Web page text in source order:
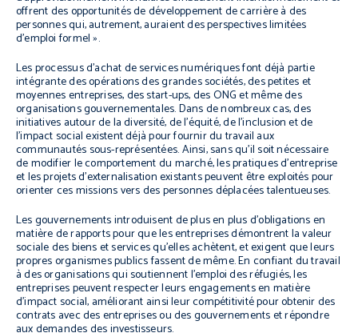
offrent des opportunités de développement de carrière à des
personnes qui, autrement, auraient des perspectives limitées
d’emploi formel ».
Les processus d’achat de services numériques font déjà partie
intégrante des opérations des grandes sociétés, des petites et
moyennes entreprises, des start-ups, des ONG et même des
organisations gouvernementales. Dans de nombreux cas, des
initiatives autour de la diversité, de l’équité, de l’inclusion et de
l’impact social existent déjà pour fournir du travail aux
communautés sous-représentées. Ainsi, sans qu’il soit nécessaire
de modifier le comportement du marché, les pratiques d’entreprise
et les projets d’externalisation existants peuvent être exploités pour
orienter ces missions vers des personnes déplacées talentueuses.
Les gouvernements introduisent de plus en plus d’obligations en
matière de rapports pour que les entreprises démontrent la valeur
sociale des biens et services qu’elles achètent, et exigent que leurs
propres organismes publics fassent de même. En confiant du travail
à des organisations qui soutiennent l’emploi des réfugiés, les
entreprises peuvent respecter leurs engagements en matière
d’impact social, améliorant ainsi leur compétitivité pour obtenir des
contrats avec des entreprises ou des gouvernements et répondre